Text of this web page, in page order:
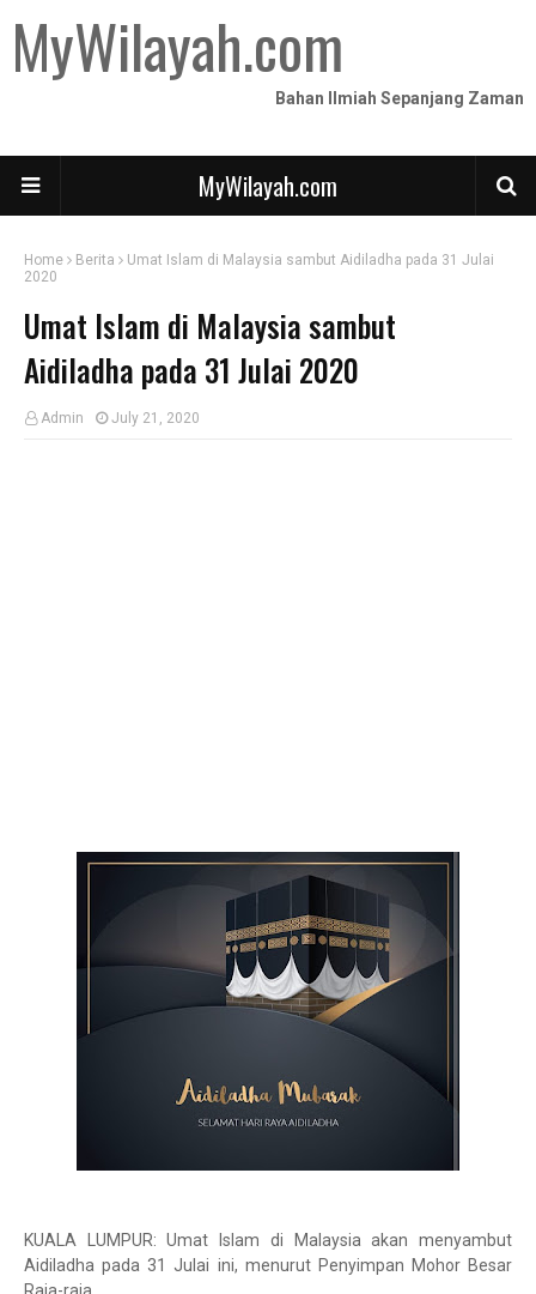
MyWilayah.com
Bahan Ilmiah Sepanjang Zaman
MyWilayah.com
Home Berita
Umat Islam di Malaysia sambut Aidiladha pada 31 Julai
2020
Umat Islam di Malaysia sambut
Aidiladha pada 31 Julai 2020
Admin July 21, 2020
KUALA LUMPUR: Umat Islam di Malaysia akan menyambut
Aidiladha pada 31 Julai ini, menurut Penyimpan Mohor Besar